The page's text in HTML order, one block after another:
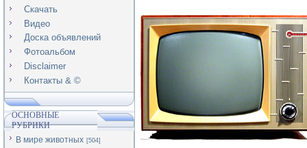
Скачать
Видео
Доска объявлений
Фотоальбом
Disclaimer
Контакты & ©
ОСНОВНЫЕ
РУБРИКИ
В мире животных [504]